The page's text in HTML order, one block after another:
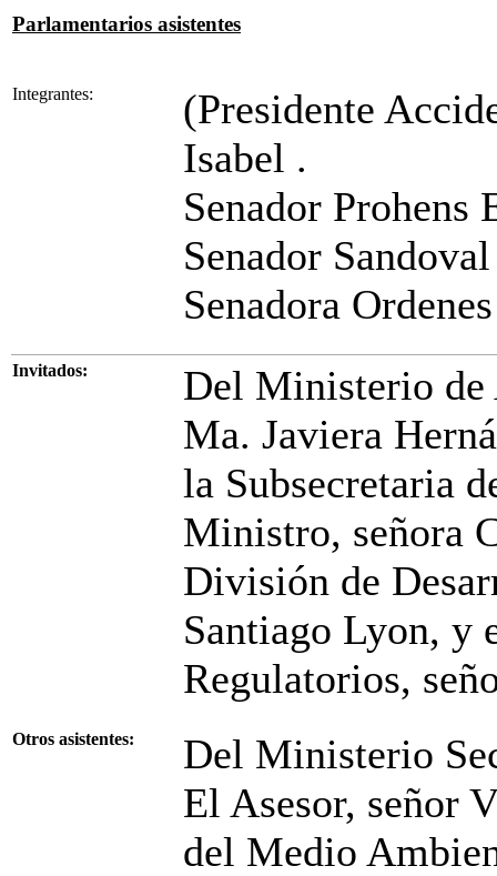
Parlamentarios asistentes
Integrantes:
(Presidente
Isabel .
Senador Prohens
Senador
Senadora
Invitados:
Del Ministerio de
Ma. Javiera
la Subsecretaria
Ministro, señora
División de
Santiago Lyon, y
Regulatorios,
Otros asistentes:
Del Ministerio
El Asesor, señor
del Medio